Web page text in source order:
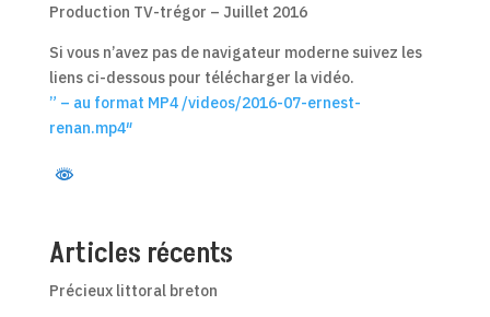
Production TV-trégor – Juillet 2016
Si vous n’avez pas de navigateur moderne suivez les
liens ci-dessous pour télécharger la vidéo.
” – au format MP4 /videos/2016-07-ernest-
renan.mp4″
Articles récents
Précieux littoral breton